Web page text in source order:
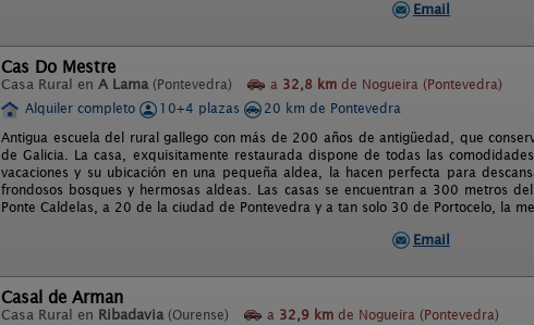
Email
Cas Do Mestre
Casa Rural en A Lama (Pontevedra) a 32,8 km de Nogueira (Pontevedra)
Alquiler completo
10+4 plazas
20 km de Pontevedra
Antigua escuela del rural gallego con más de 200 años de antigüedad, que
de Galicia. La casa, exquisitamente restaurada dispone de todas las
vacaciones y su ubicación en una pequeña aldea, la hacen perfecta para
frondosos bosques y hermosas aldeas. Las casas se encuentran a 300 metros
Ponte Caldelas, a 20 de la ciudad de Pontevedra y a tan solo 30 de Portocelo, la
Email
Casal de Arman
Casa Rural en Ribadavia (Ourense) a 32,9 km de Nogueira (Pontevedra)